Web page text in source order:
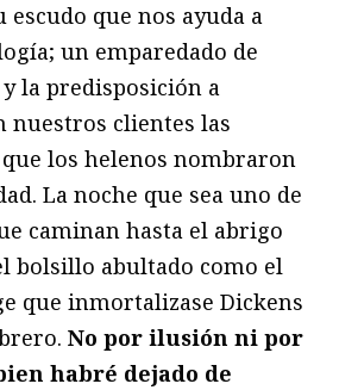
que nos ayuda a
un emparedado de
la predisposición a
nuestros clientes las
los helenos nombraron
La noche que sea uno de
caminan hasta el abrigo
bolsillo abultado como el
que inmortalizase Dickens
No por ilusión ni por
habré dejado de